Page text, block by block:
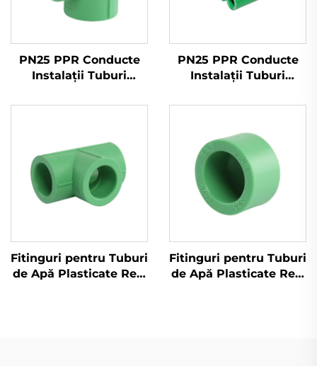
PN25 PPR Conducte
Instalații Tuburi
Caldă PPR
PN25 PPR Conducte
Instalații Tuburi
Caldă PPR
Fitinguri pentru Tuburi
de Apă Plasticate Reci
Fitinguri pentru Tuburi
de Apă Plasticate Reci